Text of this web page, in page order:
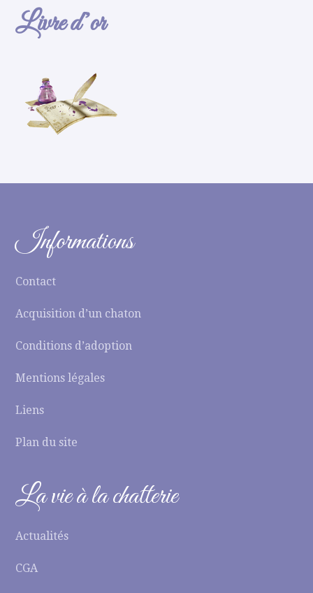
Livre d’or
Informations
Contact
Acquisition d’un chaton
Conditions d’adoption
Mentions légales
Liens
Plan du site
La vie à la chatterie
Actualités
CGA